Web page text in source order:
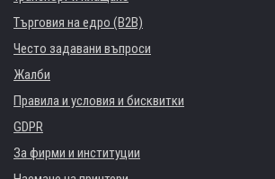
Търговия на едро (B2B)
Често задавани въпроси
Жалби
Правила и условия и бисквитки
GDPR
За фирми и институции